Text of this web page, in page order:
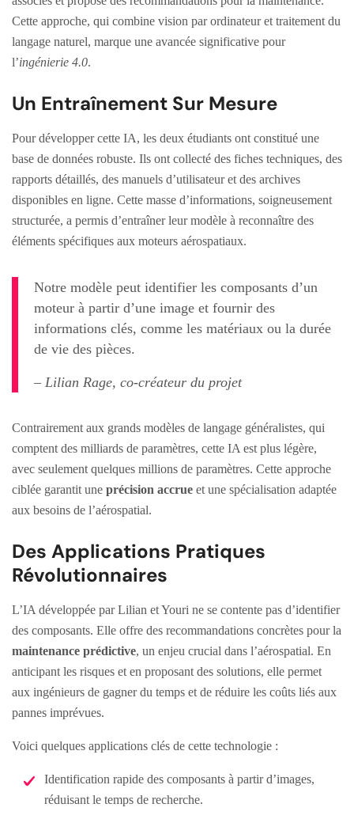
Cette approche, qui combine vision par ordinateur et traitement du
langage naturel, marque une avancée significative pour
l’ingénierie 4.0.
Un Entraînement Sur Mesure
Pour développer cette IA, les deux étudiants ont constitué une
base de données robuste. Ils ont collecté des fiches techniques, des
rapports détaillés, des manuels d’utilisateur et des archives
disponibles en ligne. Cette masse d’informations, soigneusement
structurée, a permis d’entraîner leur modèle à reconnaître des
éléments spécifiques aux moteurs aérospatiaux.
Notre modèle peut identifier les composants d’un
moteur à partir d’une image et fournir des
informations clés, comme les matériaux ou la durée
de vie des pièces.
– Lilian Rage, co-créateur du projet
Contrairement aux grands modèles de langage généralistes, qui
comptent des milliards de paramètres, cette IA est plus légère,
avec seulement quelques millions de paramètres. Cette approche
ciblée garantit une précision accrue et une spécialisation adaptée
aux besoins de l’aérospatial.
Des Applications Pratiques
Révolutionnaires
L’IA développée par Lilian et Youri ne se contente pas d’identifier
des composants. Elle offre des recommandations concrètes pour la
maintenance prédictive, un enjeu crucial dans l’aérospatial. En
anticipant les risques et en proposant des solutions, elle permet
aux ingénieurs de gagner du temps et de réduire les coûts liés aux
pannes imprévues.
Voici quelques applications clés de cette technologie :
Identification rapide des composants à partir d’images,
réduisant le temps de recherche.